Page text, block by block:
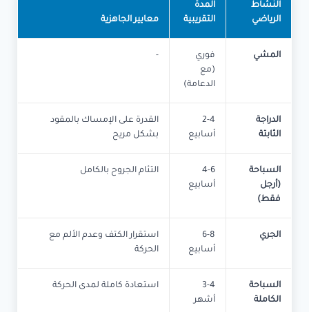
النشاط
الرياضي
المدة
التقريبية
معايير الجاهزية
المشي
فوري
(مع
الدعامة)
-
الدراجة
الثابتة
2-4
أسابيع
القدرة على الإمساك بالمقود
بشكل مريح
السباحة
(أرجل
فقط)
4-6
أسابيع
التئام الجروح بالكامل
الجري
6-8
أسابيع
استقرار الكتف وعدم الألم مع
الحركة
السباحة
الكاملة
3-4
أشهر
استعادة كاملة لمدى الحركة